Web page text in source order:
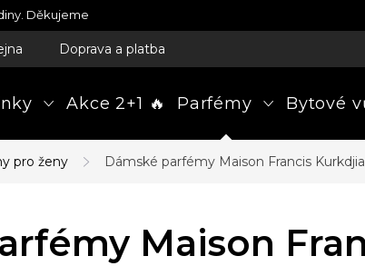
Děkujeme
Doprava a platba
Akce 2+1 🔥 Parfémy Bytové
pro ženy Dámské parfémy Maison Francis
Maison